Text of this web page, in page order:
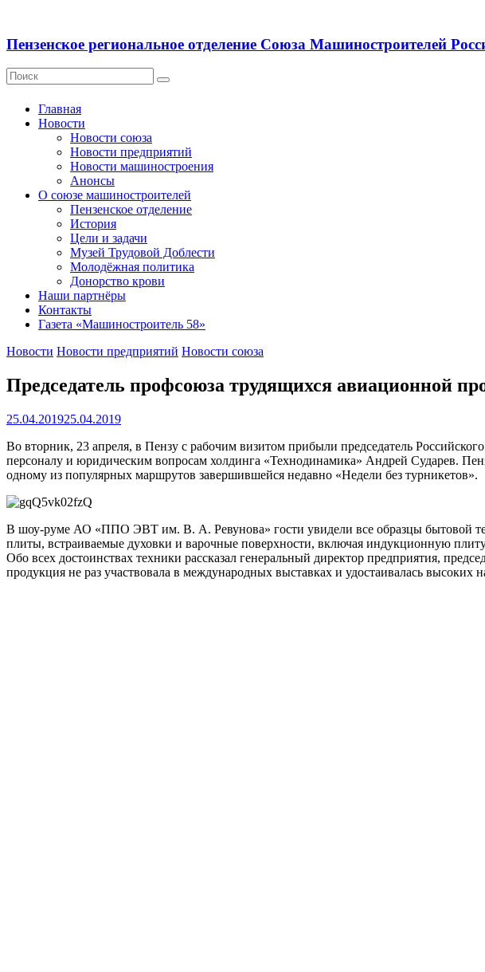
Пензенское региональное отделение Союза Машиностроителей
Главная
Новости
Новости союза
Новости предприятий
Новости машиностроения
Анонсы
О союзе машиностроителей
Пензенское отделение
История
Цели и задачи
Музей Трудовой Доблести
Молодёжная политика
Донорство крови
Наши партнёры
Контакты
Газета «Машиностроитель 58»
Новости Новости предприятий Новости союза
Председатель профсоюза трудящихся авиационной
25.04.201925.04.2019
Во вторник, 23 апреля, в Пензу с рабочим визитом прибыли председатель
персоналу и юридическим вопросам холдинга «Технодинамика» Андрей Сударев.
одному из популярных маршрутов завершившейся недавно «Недели без турникетов».
В шоу-руме АО «ППО ЭВТ им. В. А. Ревунова» гости увидели все образцы бытовой
плиты, встраиваемые духовки и варочные поверхности, включая индукционную
Обо всех достоинствах техники рассказал генеральный директор предприятия,
продукция не раз участвовала в международных выставках и удостаивалась высоких